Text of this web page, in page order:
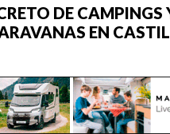
DE CAMPINGS
EN